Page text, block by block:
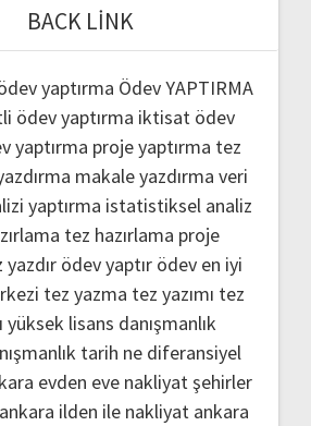
BACK LINK
yaptırma Ödev YAPTIRMA
ödev yaptırma iktisat ödev
yaptırma proje yaptırma tez
makale yazdırma veri
yaptırma istatistiksel analiz
tez hazırlama proje
yazdır ödev yaptır ödev en iyi
tez yazma tez yazımı tez
yüksek lisans danışmanlık
tarih ne diferansiyel
evden eve nakliyatşehirler
ilden ile nakliyat ankara